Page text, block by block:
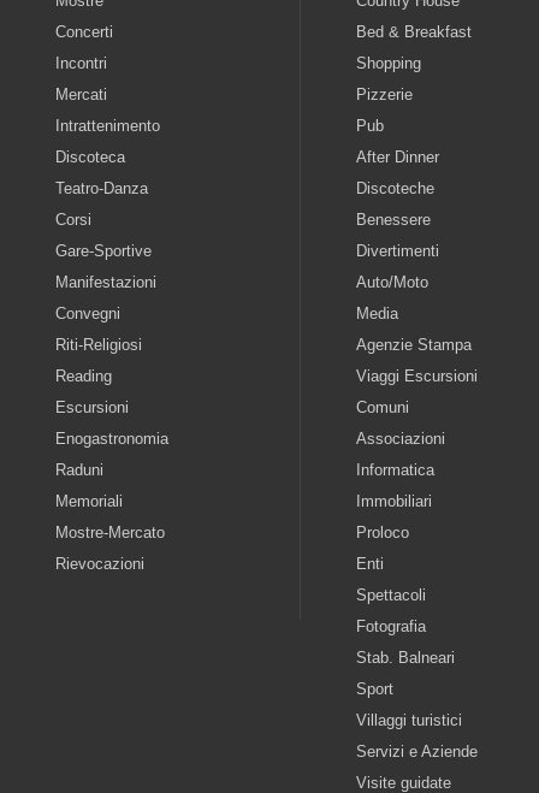
Concerti
Incontri
Mercati
Intrattenimento
Discoteca
Teatro-Danza
Corsi
Gare-Sportive
Manifestazioni
Convegni
Riti-Religiosi
Reading
Escursioni
Enogastronomia
Raduni
Memoriali
Mostre-Mercato
Rievocazioni
Bed & Breakfast
Shopping
Pizzerie
Pub
After Dinner
Discoteche
Benessere
Divertimenti
Auto/Moto
Media
Agenzie Stampa
Viaggi Escursioni
Comuni
Associazioni
Informatica
Immobiliari
Proloco
Enti
Spettacoli
Fotografia
Stab. Balneari
Sport
Villaggi turistici
Servizi e Aziende
Visite guidate